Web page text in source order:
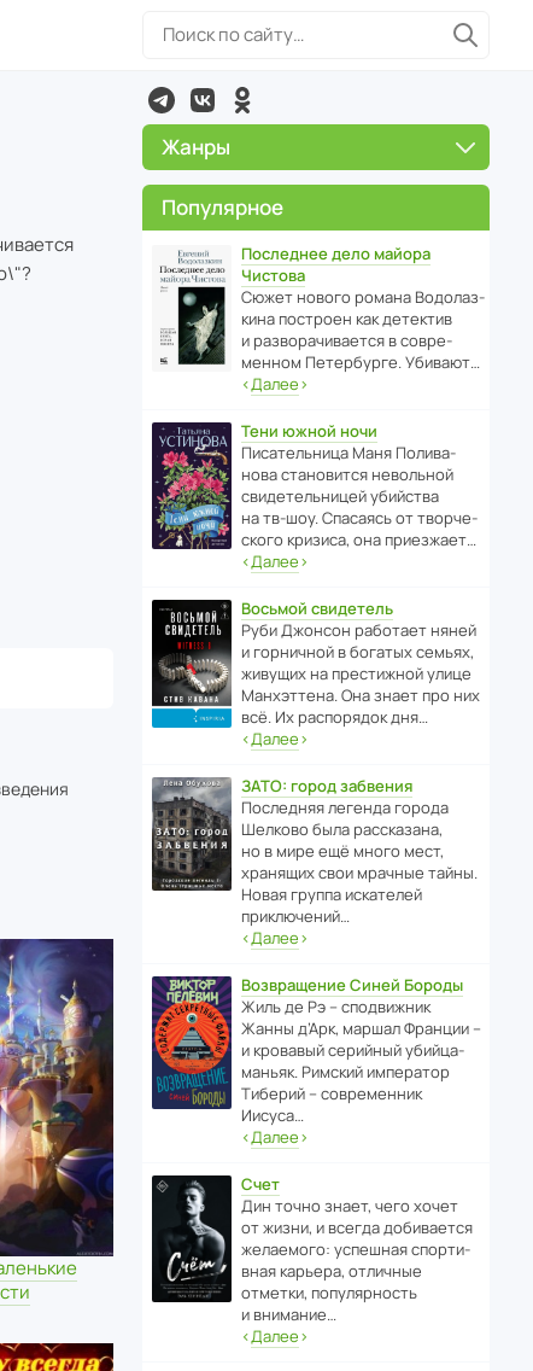
Жанры
Популярное
Последнее дело майора
Чистова
Сюжет нового романа Водо­ла­з­
кина пост­роен как дете­ктив
и разво­ра­чи­ва­ется в совре­
менном Пете­р­бурге. Убивают…
‹Далее›
Тени южной ночи
Писа­тель­ница Маня Поли­ва­
нова стано­вится невольной
свиде­тель­ницей убийства
на тв-шоу. Спасаясь от твор­че­
с­кого кризиса, она приезжает…
‹Далее›
Восьмой свидетель
Руби Джонсон рабо­тает няней
и горни­чной в богатых семьях,
живущих на прес­ти­жной улице
Манх­эт­тена. Она знает про них
всё. Их распо­рядок дня…
‹Далее›
ЗАТО: город забвения
После­дняя легенда города
Шелково была расска­зана,
но в мире ещё много мест,
хранящих свои мрачные тайны.
Новая группа иска­телей
приключений…
‹Далее›
Возвращение Синей Бороды
Жиль де Рэ – спод­ви­жник
Жанны д’Арк, маршал Франции –
и кровавый серийный убийца-
маньяк. Римский импе­ратор
Тиберий – совре­менник
Иисуса…
‹Далее›
Счет
Дин точно знает, чего хочет
от жизни, и всегда доби­ва­ется
жела­е­мого: успе­шная спор­ти­
вная карьера, отли­чные
отметки, попу­ля­р­ность
и внимание…
‹Далее›